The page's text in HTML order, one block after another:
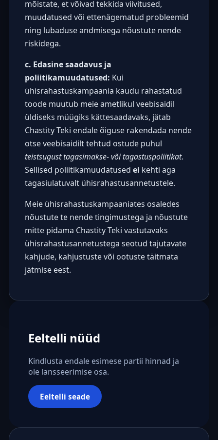
mõistate, et võivad tekkida viivitused,
muudatused või ettenägematud probleemid
ning lubaduse andmisega nõustute nende
riskidega.
c. Edasine saadavus ja
poliitikamuudatused: Kui
ühisrahastuskampaania kaudu rahastatud
toode muutub meie ametlikul veebisaidil
üldiseks müügiks kättesaadavaks, jätab
Chastity Teki endale õiguse rakendada nende
otse veebisaidilt tehtud ostude puhul
teistsugust tagasimakse- või tagastuspoliitikat.
Sellised poliitikamuudatused ei kehti aga
tagasiulatuvalt ühisrahastusannetustele.
Meie ühisrahastuskampaaniates osaledes
nõustute te nende tingimustega ja nõustute
mitte pidama Chastity Teki vastutavaks
ühisrahastusannetustega seotud tajutavate
kahjude, kahjustuste või ootuste täitmata
jätmise eest.
Eeltelli nüüd
Kindlusta endale esimese partii hinnad ja
ole lansseerimise osa.
Eeltelli seade